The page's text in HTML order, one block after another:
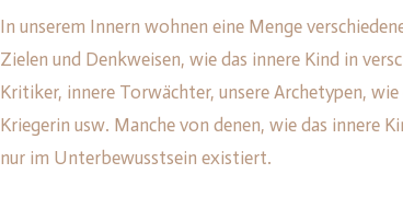
In unserem Innern wohnen eine Menge
Zielen und Denkweisen, wie das innere Kind in
Kritiker, innere Torwächter, unsere Archetypen,
Kriegerin usw. Manche von denen, wie das innere
nur im Unterbewusstsein existiert.